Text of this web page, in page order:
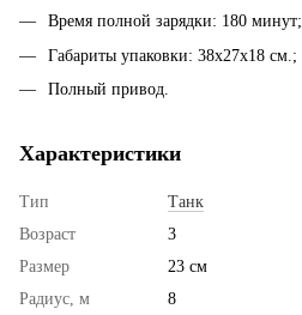
Время полной зарядки: 180 минут;
Габариты упаковки: 38х27х18 см.;
Полный привод.
Характеристики
Тип
Танк
Возраст
3
Размер
23 см
Радиус, м
8